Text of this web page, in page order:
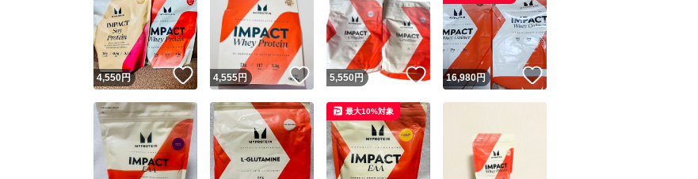
安心取引出品者
安心取引出品者 Yahoo!フリマの基準をクリアした安心・安全なユーザーです
取引実績
取引実績◯+
この商品の情報をコピーします
商品画像の無断転載は禁止されています
コピーは1商品につき1回
4,550円 いいね！
4,555円 いいね！
5,550円 いいね！
16,980円 いいね！
最大10%対象